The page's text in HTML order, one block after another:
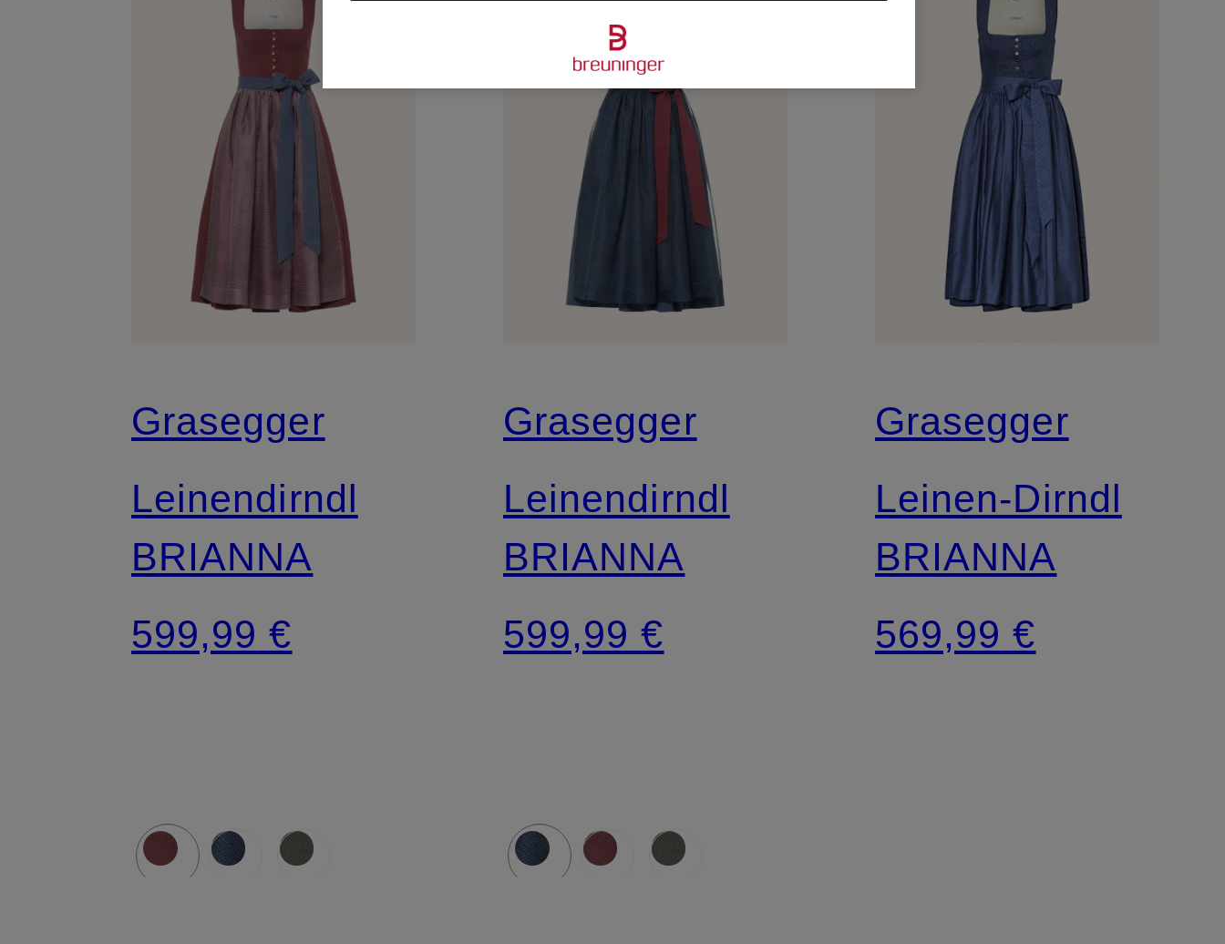
Grasegger
Leinendirndl
BRIANNA
599,99 €
Grasegger
Leinendirndl
BRIANNA
599,99 €
Grasegger
Leinen-Dirndl
BRIANNA
569,99 €